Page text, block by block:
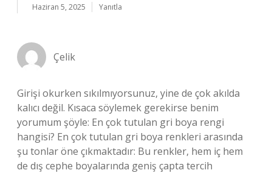
Haziran 5, 2025 Yanıtla
Çelik
Girişi okurken sıkılmıyorsunuz, yine de çok akılda
kalıcı değil. Kısaca söylemek gerekirse benim
yorumum şöyle: En çok tutulan gri boya rengi
hangisi? En çok tutulan gri boya renkleri arasında
şu tonlar öne çıkmaktadır: Bu renkler, hem iç hem
de dış cephe boyalarında geniş çapta tercih